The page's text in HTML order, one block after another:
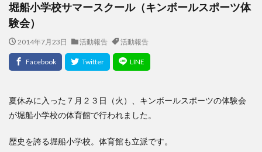
堀船小学校サマースクール（キンボールスポーツ体
験会）
2014年7月23日 活動報告 活動報告
夏休みに入った７月２３日（火）、キンボールスポーツの体験会
が堀船小学校の体育館で行われました。
歴史を誇る堀船小学校。体育館も立派です。
＃活動報告 kitacup past
schedule
メンバー募集中のチーム
ワークショップ
健康ハイキング委員会からのお知らせ
北区スポーツ推進委員
北区のスポーツチーム
卓球
活動報告
生涯スポーツ